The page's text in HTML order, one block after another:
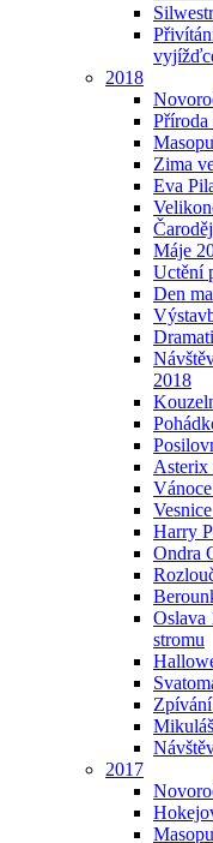
2018
Příroda
Zima
Eva
Máje
Uctění
Den
2018
Asterix
Harry
Ondra
Oslava
stromu
2017